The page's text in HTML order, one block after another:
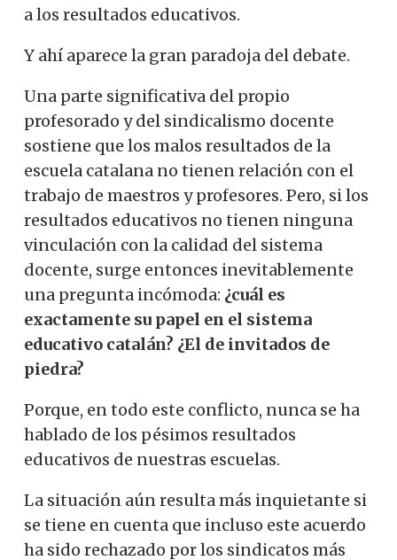
a los resultados educativos.
Y ahí aparece la gran paradoja del debate.
Una parte significativa del propio
profesorado y del sindicalismo docente
sostiene que los malos resultados de la
escuela catalana no tienen relación con el
trabajo de maestros y profesores. Pero, si los
resultados educativos no tienen ninguna
vinculación con la calidad del sistema
docente, surge entonces inevitablemente
una pregunta incómoda: ¿cuál es
exactamente su papel en el sistema
educativo catalán? ¿El de invitados de
piedra?
Porque, en todo este conflicto, nunca se ha
hablado de los pésimos resultados
educativos de nuestras escuelas.
La situación aún resulta más inquietante si
se tiene en cuenta que incluso este acuerdo
ha sido rechazado por los sindicatos más